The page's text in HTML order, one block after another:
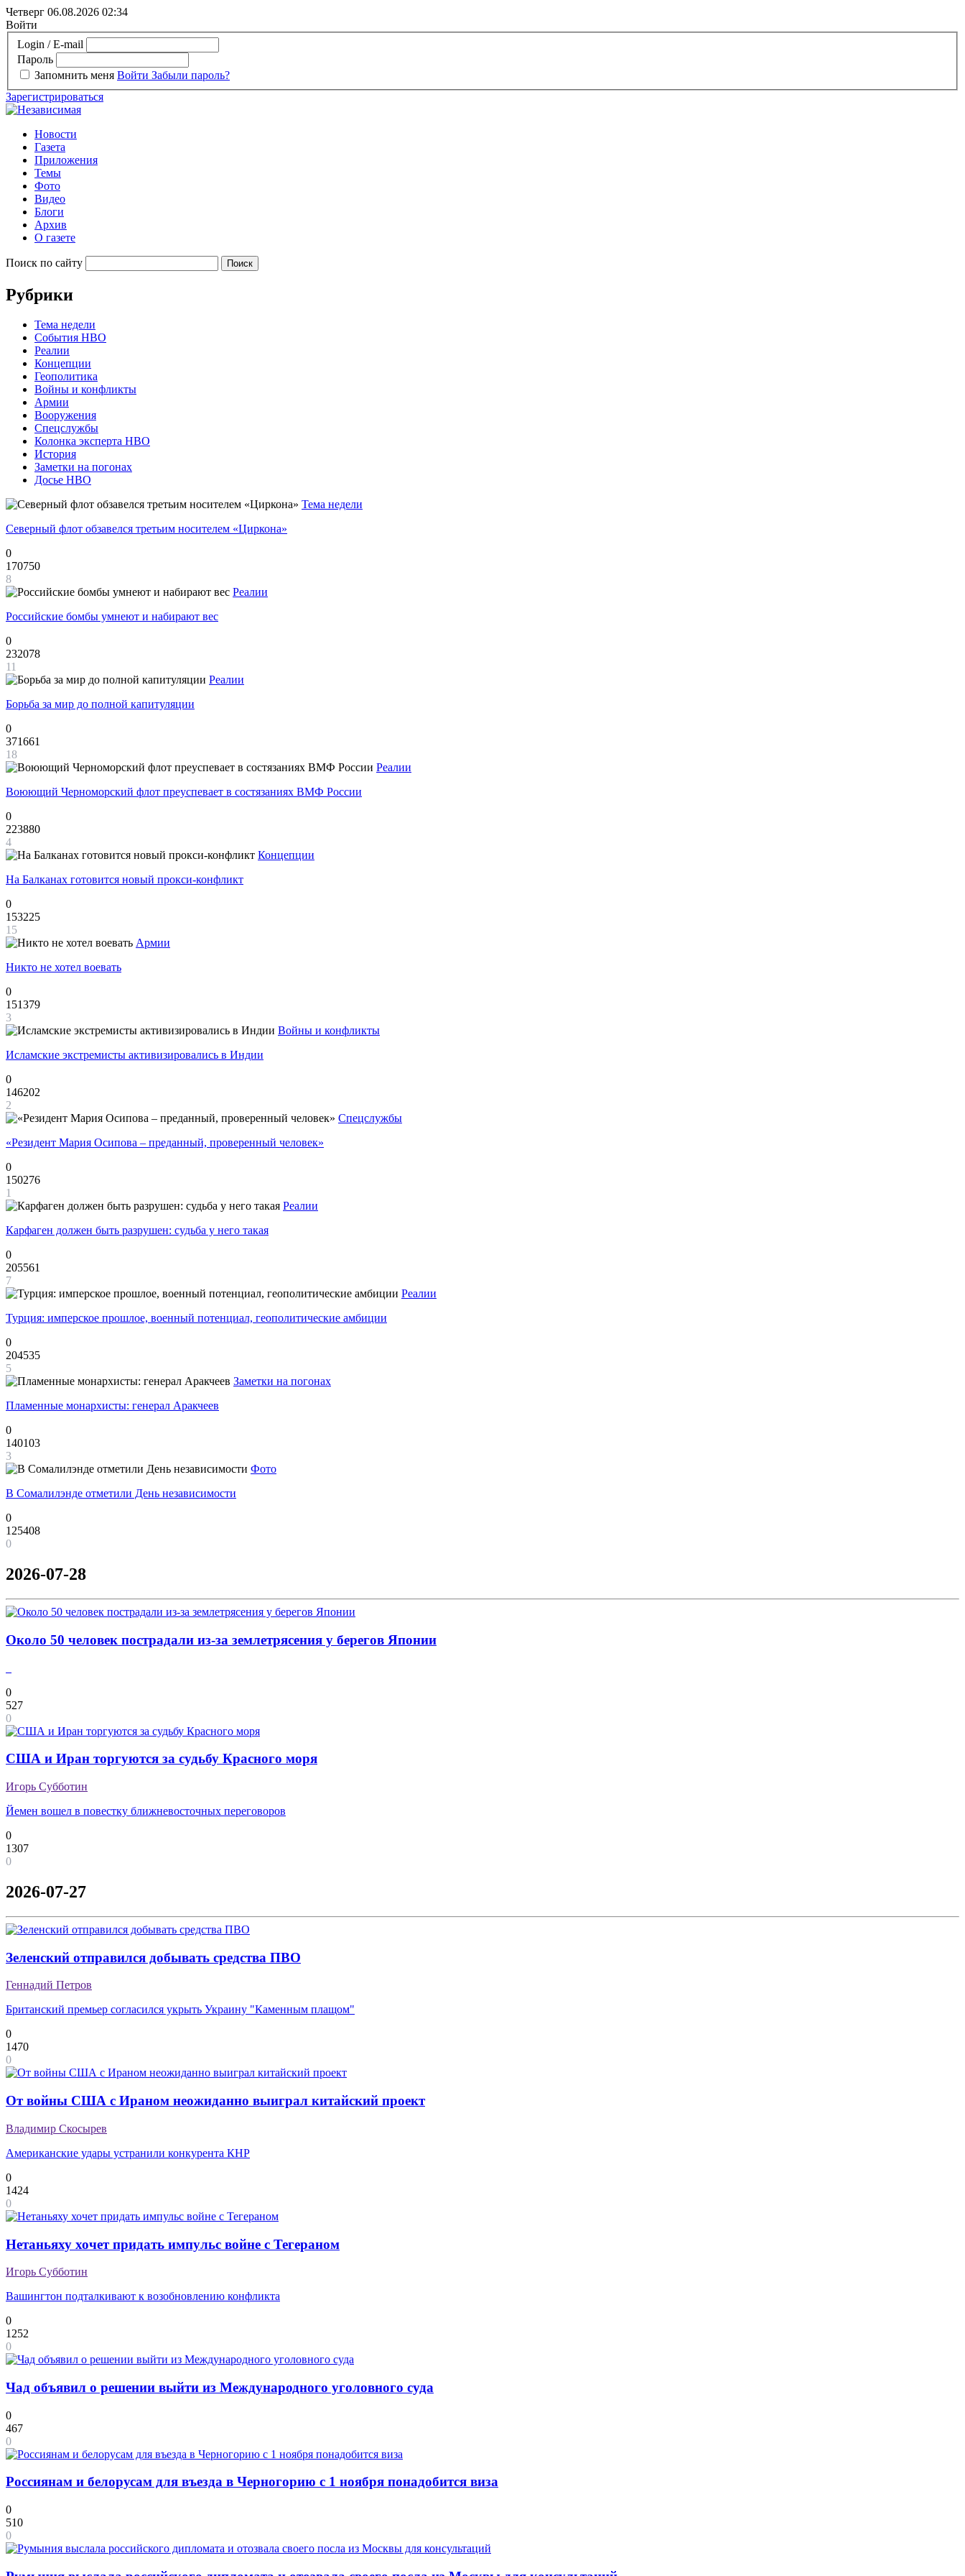
Четверг 06.08.2026 02:34
Войти
Login / E-mail
Пароль
Запомнить меня Войти Забыли пароль?
Зарегистрироваться
Новости
Газета
Приложения
Темы
Фото
Видео
Блоги
Архив
О газете
Поиск по сайту
Рубрики
Тема недели
События НВО
Реалии
Концепции
Геополитика
Войны и конфликты
Армии
Вооружения
Спецслужбы
Колонка эксперта НВО
История
Заметки на погонах
Досье НВО
Тема недели
Северный флот обзавелся третьим носителем «Циркона»
0
170750
8
Реалии
Российские бомбы умнеют и набирают вес
0
232078
11
Реалии
Борьба за мир до полной капитуляции
0
371661
18
Реалии
Воюющий Черноморский флот преуспевает в состязаниях ВМФ России
0
223880
4
Концепции
На Балканах готовится новый прокси-конфликт
0
153225
15
Армии
Никто не хотел воевать
0
151379
3
Войны и конфликты
Исламские экстремисты активизировались в Индии
0
146202
2
Спецслужбы
«Резидент Мария Осипова – преданный, проверенный человек»
0
150276
1
Реалии
Карфаген должен быть разрушен: судьба у него такая
0
205561
7
Реалии
Турция: имперское прошлое, военный потенциал, геополитические амбиции
0
204535
5
Заметки на погонах
Пламенные монархисты: генерал Аракчеев
0
140103
3
Фото
В Сомалилэнде отметили День независимости
0
125408
0
2026-07-28
Около 50 человек пострадали из-за землетрясения у берегов Японии
0
527
0
США и Иран торгуются за судьбу Красного моря
Игорь Субботин
Йемен вошел в повестку ближневосточных переговоров
0
1307
0
2026-07-27
Зеленский отправился добывать средства ПВО
Геннадий Петров
Британский премьер согласился укрыть Украину "Каменным плащом"
0
1470
0
От войны США с Ираном неожиданно выиграл китайский проект
Владимир Скосырев
Американские удары устранили конкурента КНР
0
1424
0
Нетаньяху хочет придать импульс войне с Тегераном
Игорь Субботин
Вашингтон подталкивают к возобновлению конфликта
0
1252
0
Чад объявил о решении выйти из Международного уголовного суда
0
467
0
Россиянам и белорусам для въезда в Черногорию с 1 ноября понадобится виза
0
510
0